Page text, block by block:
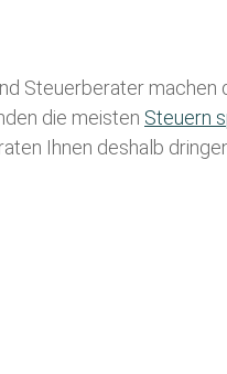
Steuerberater
die meisten Steuern
Ihnen deshalb